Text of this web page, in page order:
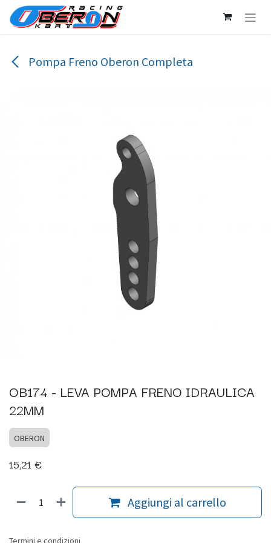
Passa al contenuto
Pompa Freno Oberon Completa
OB174 - LEVA POMPA FRENO IDRAULICA
22MM
OBERON
15,21 €
Aggiungi al carrello
Termini e condizioni